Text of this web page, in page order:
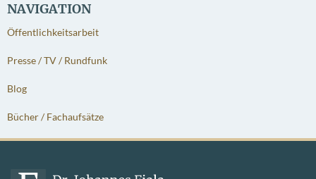
NAVIGATION
Öffentlichkeitsarbeit
Presse / TV / Rundfunk
Blog
Bücher / Fachaufsätze